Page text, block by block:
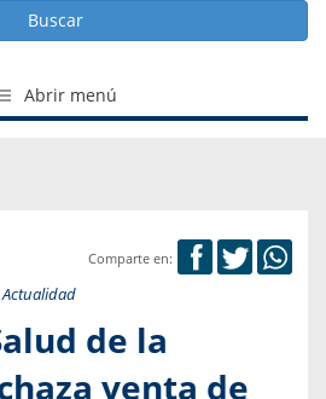
Buscar
Abrir menú
Comparte en:
Actualidad
de la
venta de